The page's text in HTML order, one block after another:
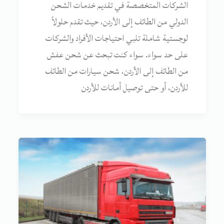
الشركات المتخصصة في تقديم خدمات الشحن
الدولي من الطائف إلى الأردن، حيث تقدم حلولاً
لوجستية شاملة تلبي احتياجات الأفراد والشركات
على حد سواء. سواء كنت تبحث عن شحن عفش
من الطائف إلى الأردن، شحن سيارات من الطائف
للأردن، أو حتى توصيل أمانات للأردن